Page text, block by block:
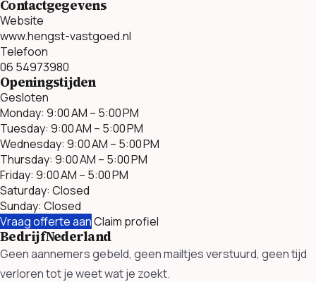
Contactgegevens
Website
www.hengst-vastgoed.nl
Telefoon
06 54973980
Openingstijden
Gesloten
Monday: 9:00 AM – 5:00 PM
Tuesday: 9:00 AM – 5:00 PM
Wednesday: 9:00 AM – 5:00 PM
Thursday: 9:00 AM – 5:00 PM
Friday: 9:00 AM – 5:00 PM
Saturday: Closed
Sunday: Closed
Vraag offerte aanClaim profiel
BedrijfNederland
Geen aannemers gebeld, geen mailtjes verstuurd, geen tijd
verloren tot je weet wat je zoekt.